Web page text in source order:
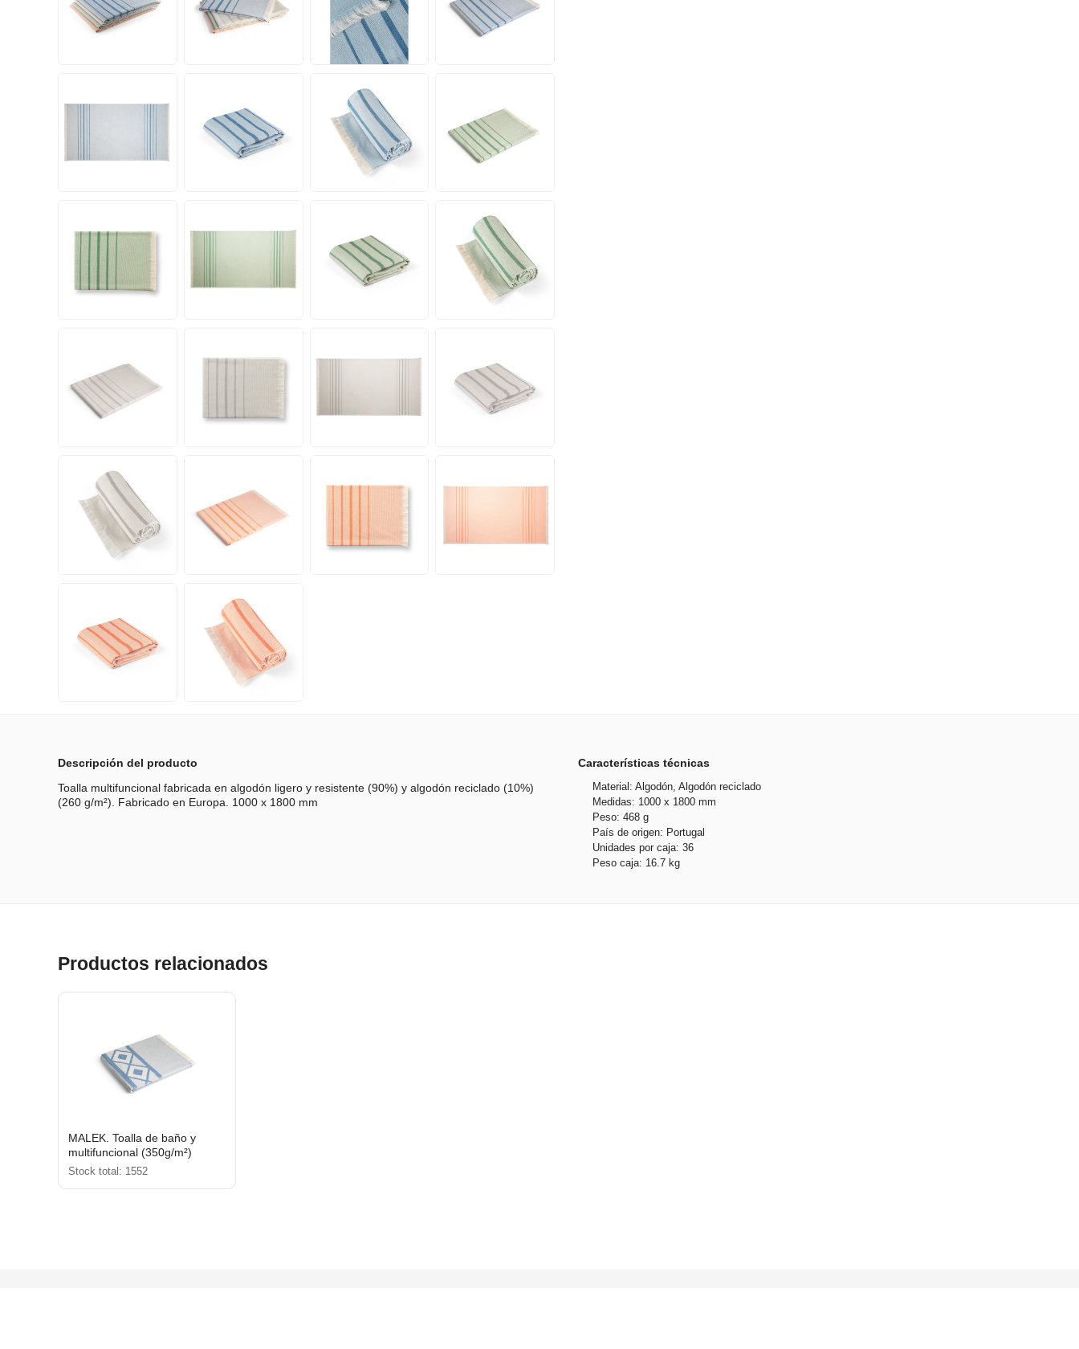
Descripción del producto
Toalla multifuncional fabricada en algodón ligero y resistente (90%) y algodón reciclado (10%)
(260 g/m²). Fabricado en Europa. 1000 x 1800 mm
Características técnicas
Material: Algodón, Algodón reciclado
Medidas: 1000 x 1800 mm
Peso: 468 g
País de origen: Portugal
Unidades por caja: 36
Peso caja: 16.7 kg
Productos relacionados
MALEK. Toalla de baño y
multifuncional (350g/m²)
fabricada en algodón ligero y
Stock total: 1552